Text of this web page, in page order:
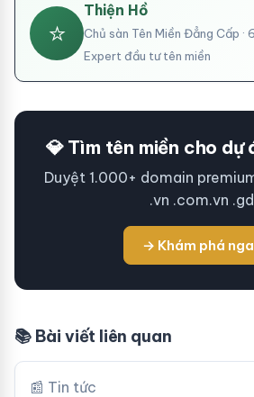
⭐
Thiện Hồ
Chủ sàn Tên Miền Đẳng Cấp ·
Expert đầu tư tên miền
💎 Tìm tên miền cho dự
Duyệt 1.000+ domain
.vn .com.vn .gd
→ Khám phá
📚 Bài viết liên quan
📰 Tin tức